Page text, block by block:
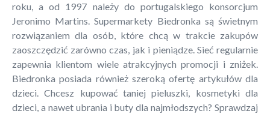
roku, a od 1997 należy do portugalskiego konsorcjum
Jeronimo Martins. Supermarkety Biedronka są świetnym
rozwiązaniem dla osób, które chcą w trakcie zakupów
zaoszczędzić zarówno czas, jak i pieniądze. Sieć regularnie
zapewnia klientom wiele atrakcyjnych promocji i zniżek.
Biedronka posiada również szeroką ofertę artykułów dla
dzieci. Chcesz kupować taniej pieluszki, kosmetyki dla
dzieci, a nawet ubrania i buty dla najmłodszych? Sprawdzaj